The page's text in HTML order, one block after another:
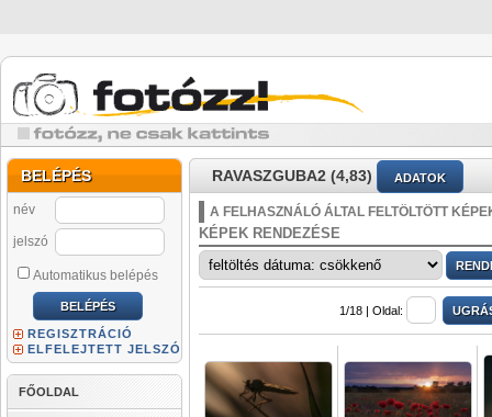
BELÉPÉS
név
jelszó
Automatikus belépés
REGISZTRÁCIÓ
ELFELEJTETT JELSZÓ
FŐOLDAL
RAVASZGUBA2 (4,83) ADATOK
A FELHASZNÁLÓ ÁLTAL FELTÖLTÖTT
KÉPEK RENDEZÉSE
1/18 | Oldal: